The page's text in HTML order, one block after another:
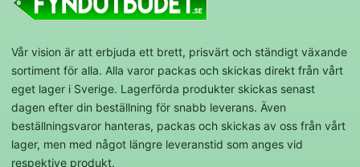
Vår vision är att erbjuda ett brett, prisvärt och ständigt växande
sortiment för alla. Alla varor packas och skickas direkt från vårt
eget lager i Sverige. Lagerförda produkter skickas senast
dagen efter din beställning för snabb leverans. Även
beställningsvaror hanteras, packas och skickas av oss från vårt
lager, men med något längre leveranstid som anges vid
respektive produkt.